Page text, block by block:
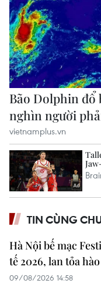
TIN CÙNG
Hà Nội bế mạc
tế 2026, lan tỏa
09/08/2026 14:58